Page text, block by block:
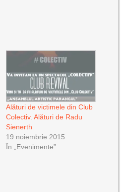
Alături de victimele din Club
Colectiv. Alături de Radu
Sienerth
19 noiembrie 2015
În „Evenimente”